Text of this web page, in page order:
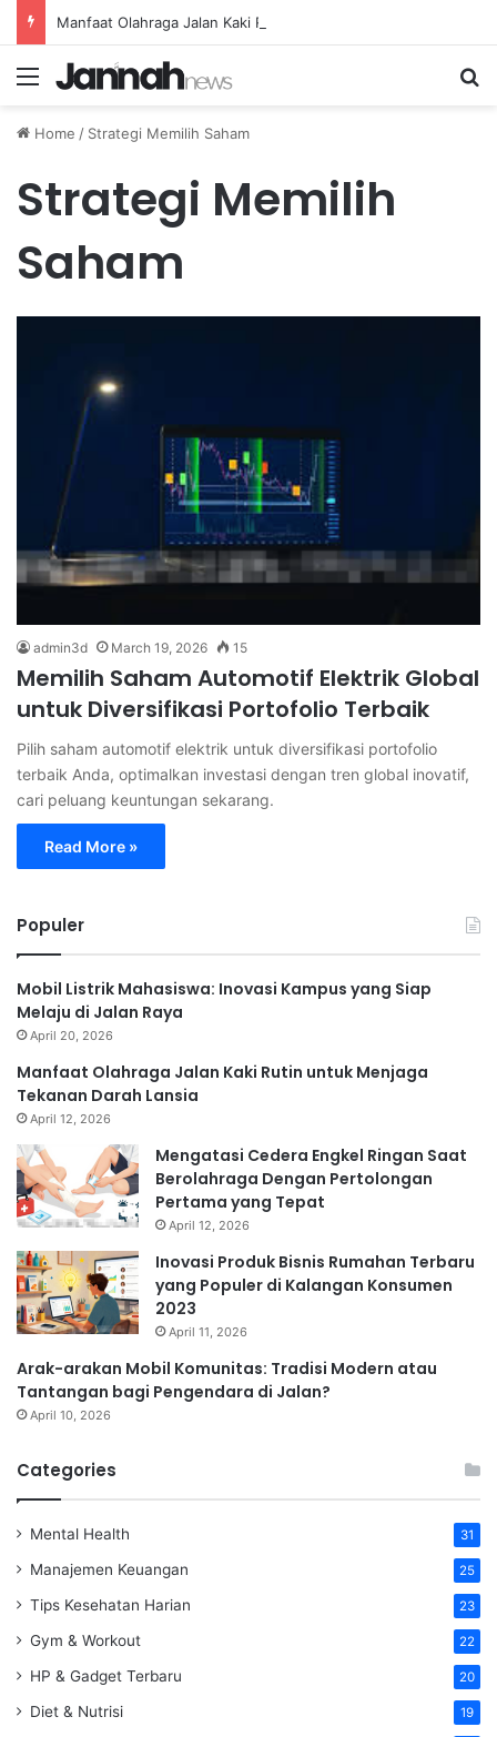
Menu
Home / Strategi Memilih Saham
Strategi Memilih
Saham
admin3d March 19, 2026 15
Memilih Saham Automotif Elektrik Global
untuk Diversifikasi Portofolio Terbaik
Pilih saham automotif elektrik untuk diversifikasi portofolio
terbaik Anda, optimalkan investasi dengan tren global inovatif,
cari peluang keuntungan sekarang.
Read More »
Populer
Mobil Listrik Mahasiswa: Inovasi Kampus yang Siap
Melaju di Jalan Raya
April 20, 2026
Manfaat Olahraga Jalan Kaki Rutin untuk Menjaga
Tekanan Darah Lansia
April 12, 2026
Mengatasi Cedera Engkel Ringan Saat
Berolahraga Dengan Pertolongan
Pertama yang Tepat
April 12, 2026
Inovasi Produk Bisnis Rumahan Terbaru
yang Populer di Kalangan Konsumen
2023
April 11, 2026
Arak-arakan Mobil Komunitas: Tradisi Modern atau
Tantangan bagi Pengendara di Jalan?
April 10, 2026
Categories
Mental Health 31
Manajemen Keuangan 25
Tips Kesehatan Harian 23
Gym & Workout 22
HP & Gadget Terbaru 20
Diet & Nutrisi 19